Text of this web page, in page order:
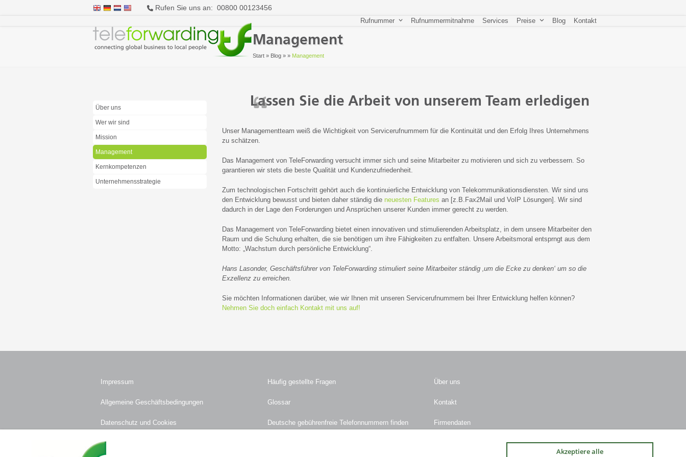
Rufen Sie uns an: 00800 00123456
Rufnummer Rufnummermitnahme Services Preise Blog Kontakt
Management
Start » Blog » » Management
Über uns
Wer wir sind
Mission
Management
Kernkompetenzen
Unternehmensstrategie
Lassen Sie die Arbeit von unserem Team erledigen
Unser Managementteam weiß die Wichtigkeit von Servicerufnummern für die Kontinuität und den Erfolg Ihres Unternehmens
zu schätzen.
Das Management von TeleForwarding versucht immer sich und seine Mitarbeiter zu motivieren und sich zu verbessern. So
garantieren wir stets die beste Qualität und Kundenzufriedenheit.
Zum technologischen Fortschritt gehört auch die kontinuierliche Entwicklung von Telekommunikationsdiensten. Wir sind uns
den Entwicklung bewusst und bieten daher ständig die neuesten Features an [z.B.Fax2Mail und VoIP Lösungen]. Wir sind
dadurch in der Lage den Forderungen und Ansprüchen unserer Kunden immer gerecht zu werden.
Das Management von TeleForwarding bietet einen innovativen und stimulierenden Arbeitsplatz, in dem unsere Mitarbeiter den
Raum und die Schulung erhalten, die sie benötigen um ihre Fähigkeiten zu entfalten. Unsere Arbeitsmoral entsprngt aus dem
Motto: „Wachstum durch persönliche Entwicklung“.
Hans Lasonder, Geschäftsführer von TeleForwarding stimuliert seine Mitarbeiter ständig ‚um die Ecke zu denken‘ um so die
Exzellenz zu erreichen.
Sie möchten Informationen darüber, wie wir Ihnen mit unseren Servicerufnummern bei Ihrer Entwicklung helfen können?
Nehmen Sie doch einfach Kontakt mit uns auf!
Impressum
Allgemeine Geschäftsbedingungen
Datenschutz und Cookies
Haftungsausschluss
Häufig gestellte Fragen
Glossar
Deutsche gebührenfreie Telefonnummern finden
Über uns
Kontakt
Firmendaten
Akzeptiere alle